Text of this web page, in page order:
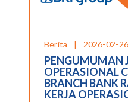
Berita 2026-02-
PENGUMUMAN
OPERASIONAL
BRANCH BANK
KERJA